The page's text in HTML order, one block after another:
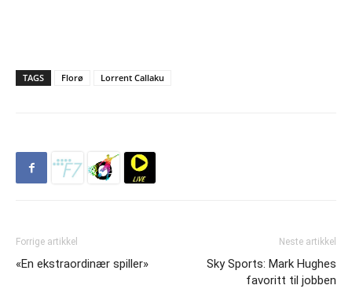
TAGS Florø Lorrent Callaku
Forrige artikkel
«En ekstraordinær spiller»
Neste artikkel
Sky Sports: Mark Hughes
favoritt til jobben